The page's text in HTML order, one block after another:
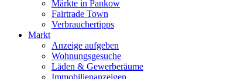
Märkte in Pankow
Fairtrade Town
Verbrauchertipps
Markt
Anzeige aufgeben
Wohnungsgesuche
Läden & Gewerberäume